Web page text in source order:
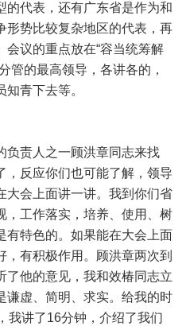
的代表，还有广东省是作为和
形势比较复杂地区的代表，再
议的重点放在“容当统筹解
管的最高领导，各讲各的，
青下去等。
负责人之一顾洪章同志来找
，反应你们也可能了解，领导
大会上面讲一讲。我到你们省
，工作落实，培养、使用、树
有特色的。如果能在大会上面
有积极作用。顾洪章两次到
了他的意见，我和效椿同志立
谦虚、简明、求实。给我的时
我讲了16分钟，介绍了我们